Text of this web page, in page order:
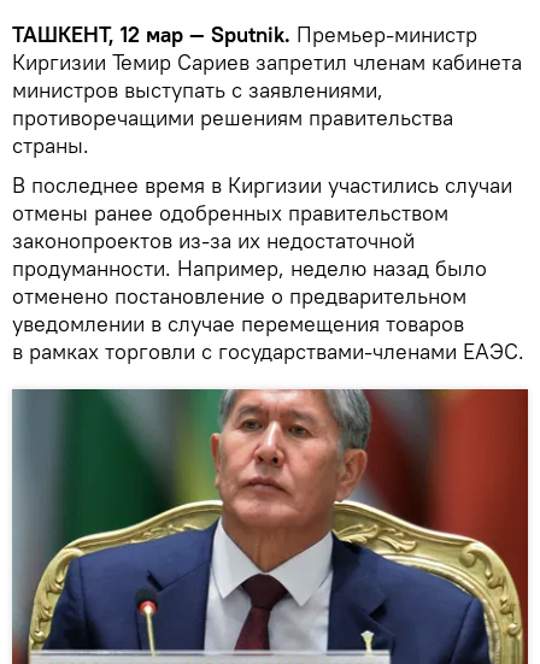
ТАШКЕНТ, 12 мар — Sputnik. Премьер-министр
Киргизии Темир Сариев запретил членам кабинета
министров выступать с заявлениями,
противоречащими решениям правительства
страны.
В последнее время в Киргизии участились случаи
отмены ранее одобренных правительством
законопроектов из-за их недостаточной
продуманности. Например, неделю назад было
отменено постановление о предварительном
уведомлении в случае перемещения товаров
в рамках торговли с государствами-членами ЕАЭС.